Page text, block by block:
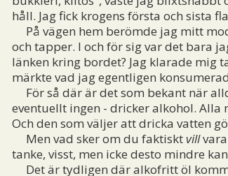
håll. Jag fick krogens första och sista
På vägen hem berömde jag mitt
och tapper. I och för sig var det bara
länken kring bordet? Jag klarade mig
märkte vad jag egentligen
För så där är det som bekant när
eventuellt ingen - dricker alkohol.
Och den som väljer att dricka vatten
Men vad sker om du faktisktvillvara
tanke, visst, men icke desto mindre
Det är tydligen där alkofritt öl